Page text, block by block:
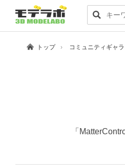
トップ コミュニティギャ
「